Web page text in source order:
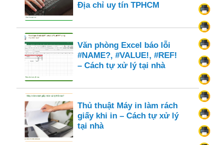
Địa chỉ uy tín TPHCM
Văn phòng Excel báo lỗi
#NAME?, #VALUE!, #REF!
– Cách tự xử lý tại nhà
Thủ thuật Máy in làm rách
giấy khi in – Cách tự xử lý
tại nhà